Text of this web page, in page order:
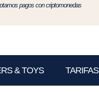
pagos con criptomonedas
& TOYS TARIFAS